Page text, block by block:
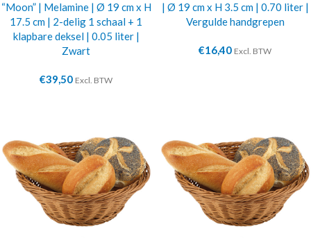
“Moon” | Melamine | Ø 19 cm x H
17.5 cm | 2-delig 1 schaal + 1
klapbare deksel | 0.05 liter |
Zwart
€39,50 Excl. BTW
| Ø 19 cm x H 3.5 cm | 0.70 liter |
Vergulde handgrepen
€16,40 Excl. BTW